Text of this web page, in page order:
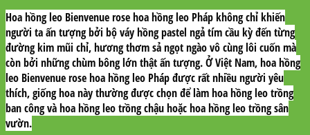
Hoa hồng leo Bienvenue rose hoa hồng leo Pháp không chỉ khiến
người ta ấn tượng bởi bộ váy hồng pastel ngả tím cầu kỳ đến từng
đường kim mũi chỉ, hương thơm sả ngọt ngào vô cùng lôi cuốn mà
còn bởi những chùm bông lớn thật ấn tượng. Ở Việt Nam, hoa hồng
leo Bienvenue rose hoa hồng leo Pháp được rất nhiều người yêu
thích, giống hoa này thường được chọn để làm hoa hồng leo trồng
ban công và hoa hồng leo trồng chậu hoặc hoa hồng leo trồng sân
vườn.